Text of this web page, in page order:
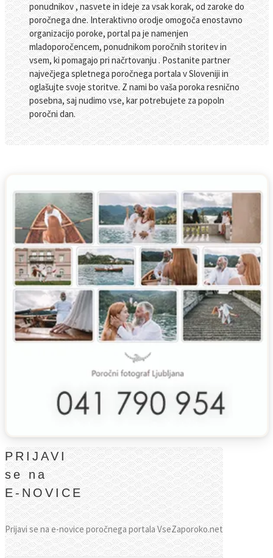
ponudnikov , nasvete in ideje za vsak korak, od zaroke do
poročnega dne. Interaktivno orodje omogoča enostavno
organizacijo poroke, portal pa je namenjen
mladoporočencem, ponudnikom poročnih storitev in
vsem, ki pomagajo pri načrtovanju . Postanite partner
največjega spletnega poročnega portala v Sloveniji in
oglašujte svoje storitve. Z nami bo vaša poroka resnično
posebna, saj nudimo vse, kar potrebujete za popoln
poročni dan.
PRIJAVI
se na
E-NOVICE
Prijavi se na e-novice poročnega portala VseZaporoko.net